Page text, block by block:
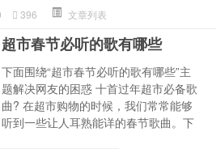
396 文章列表
超市春节必听的歌有哪些
下面围绕“超市春节必听的歌有哪些”主
题解决网友的困惑 十首过年超市必备歌
曲? 在超市购物的时候，我们常常能够
听到一些让人耳熟能详的春节歌曲。下